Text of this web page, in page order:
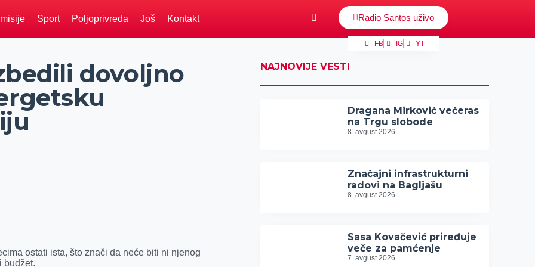
Sport Poljoprivreda Još Kontakt Radio Santos uživo
FB IG YT
dovoljno
ostati ista, što znači da neće biti ni njenog
budžet.
NAJNOVIJE VESTI
Dragana Mirković večeras
na Trgu slobode
8. avgust 2026.
Značajni infrastrukturni
radovi na Bagljašu
8. avgust 2026.
Sasa Kovačević priređuje
veče za pamćenje
7. avgust 2026.